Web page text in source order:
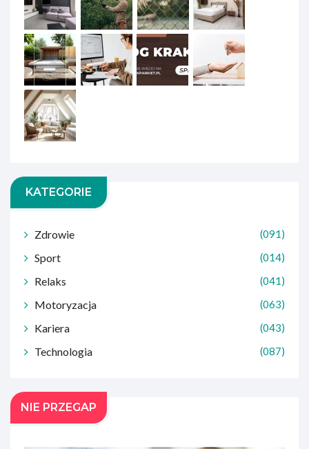
KATEGORIE
Zdrowie (091)
Sport (014)
Relaks (041)
Motoryzacja (063)
Kariera (043)
Technologia (087)
NIE PRZEGAP